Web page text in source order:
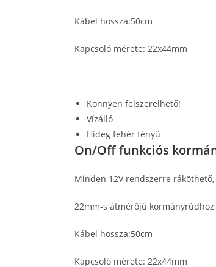
Kábel hossza:50cm
Kapcsoló mérete: 22x44mm
Könnyen felszerelhető!
Vízálló
Hideg fehér fényű
On/Off funkciós
Minden 12V rendszerre
22mm-s átmérőjű
Kábel hossza:50cm
Kapcsoló mérete: 22x44mm